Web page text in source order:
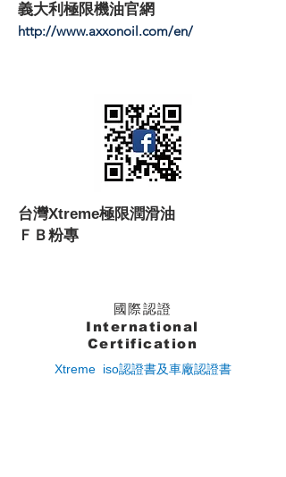
義大利極限機油官網
http://www.axxonoil.com/en/
台灣Xtreme極限潤滑油
ＦＢ粉專
國際認證
International
Certification
Xtreme iso認證書及車廠認證書